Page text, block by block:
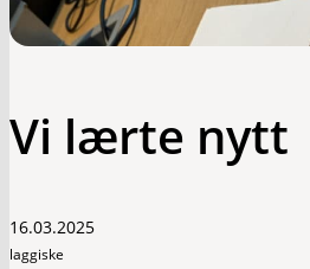
Vi lærte nytt
16.03.2025
laggiske